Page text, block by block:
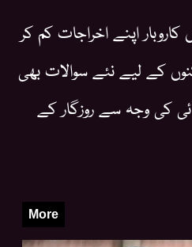
اپنے اخراجات کم کر
کے لیے نئے سوالات بھی
کی وجہ سے روزگار کے
More